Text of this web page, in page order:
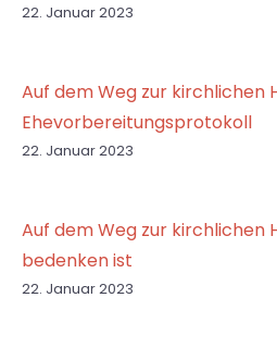
22. Januar 2023
Auf dem Weg zur kirchlichen
Ehevorbereitungsprotokoll
22. Januar 2023
Auf dem Weg zur kirchlichen
bedenken ist
22. Januar 2023